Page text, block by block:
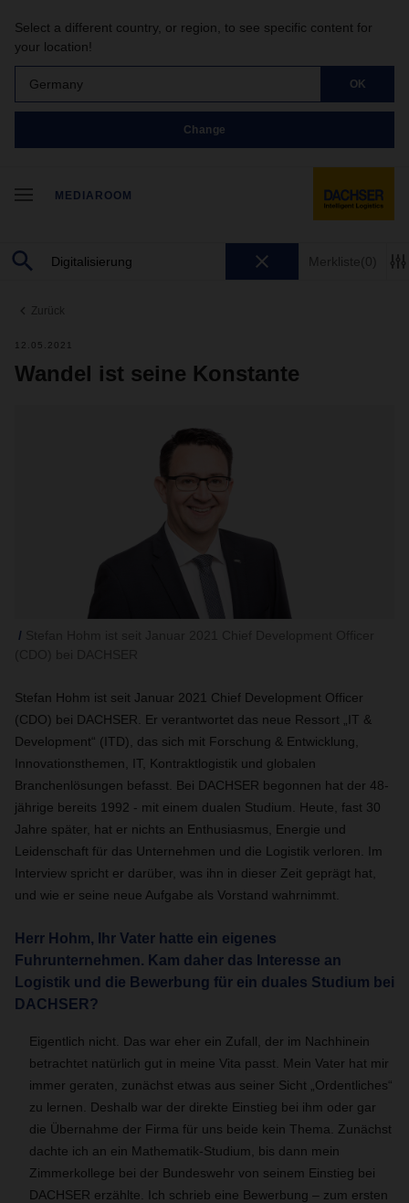
Select a different country, or region, to see specific content for
your location!
Germany OK
Change
MEDIAROOM
Merkliste(0)
Zurück
12.05.2021
Wandel ist seine Konstante
Stefan Hohm ist seit Januar 2021 Chief Development Officer
(CDO) bei DACHSER. Er verantwortet das neue Ressort „IT &
Development“ (ITD), das sich mit Forschung & Entwicklung,
Innovationsthemen, IT, Kontraktlogistik und globalen
Branchenlösungen befasst. Bei DACHSER begonnen hat der 48-
jährige bereits 1992 - mit einem dualen Studium. Heute, fast 30
Jahre später, hat er nichts an Enthusiasmus, Energie und
Leidenschaft für das Unternehmen und die Logistik verloren. Im
Interview spricht er darüber, was ihn in dieser Zeit geprägt hat,
und wie er seine neue Aufgabe als Vorstand wahrnimmt.
Herr Hohm, Ihr Vater hatte ein eigenes
Fuhrunternehmen. Kam daher das Interesse an
Logistik und die Bewerbung für ein duales Studium bei
DACHSER?
Eigentlich nicht. Das war eher ein Zufall, der im Nachhinein
betrachtet natürlich gut in meine Vita passt. Mein Vater hat mir
immer geraten, zunächst etwas aus seiner Sicht „Ordentliches“
zu lernen. Deshalb war der direkte Einstieg bei ihm oder gar
die Übernahme der Firma für uns beide kein Thema. Zunächst
dachte ich an ein Mathematik-Studium, bis dann mein
Zimmerkollege bei der Bundeswehr von seinem Einstieg bei
DACHSER erzählte. Ich schrieb eine Bewerbung – zum ersten